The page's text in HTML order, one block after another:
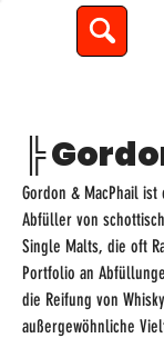
╠
Gordon & MacPhail
Abfüller von
Single Malts, die oft
Portfolio an
die Reifung von
außergewöhnliche